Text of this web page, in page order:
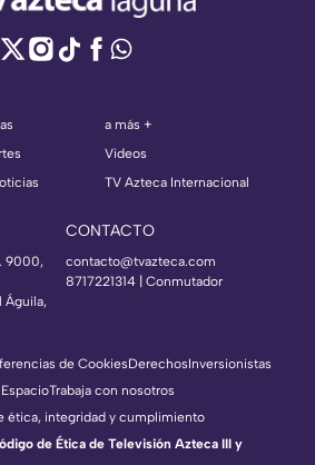
a más +
Videos
TV Azteca Internacional
9000,
Águila,
CONTACTO
contacto@tvazteca.com
8717221314 | Conmutador
de CookiesDerechosInversionistas
Trabaja con nosotros
ética, integridad y cumplimiento
de Ética de Televisión Azteca III y